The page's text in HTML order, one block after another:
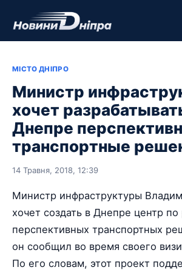
МІСТО ДНІПРО
Министр
хочет
Днепре
транспортные
14 Травня, 2018, 12:39
Министр инфраструктуры
хочет создать в Днепре центр по
перспективных транспортных
он сообщил во время своего
По его словам, этот проект